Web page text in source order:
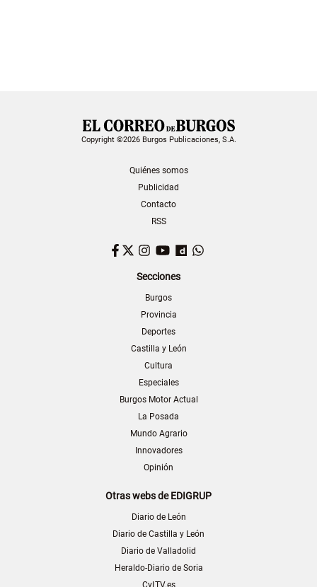
Copyright ©2026 Burgos Publicaciones, S.A.
Quiénes somos
Publicidad
Contacto
RSS
Facebook
TwitterInstagram
YouTubeDailymotion
Secciones
Burgos
Provincia
Deportes
Castilla y León
Cultura
Especiales
Burgos Motor Actual
La Posada
Mundo Agrario
Innovadores
Opinión
Otras webs de EDIGRUP
Diario de León
Diario de Castilla y León
Diario de Valladolid
Heraldo-Diario de Soria
CyLTV.es